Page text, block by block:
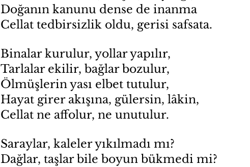
Doğanın kanunu dense de inanma
Cellat tedbirsizlik oldu, gerisi safsata.
Binalar kurulur, yollar yapılır,
Tarlalar ekilir, bağlar bozulur,
Ölmüşlerin yası elbet tutulur,
Hayat girer akışına, gülersin, lâkin,
Cellat ne affolur, ne unutulur.
Saraylar, kaleler yıkılmadı mı?
Dağlar, taşlar bile boyun bükmedi mi?